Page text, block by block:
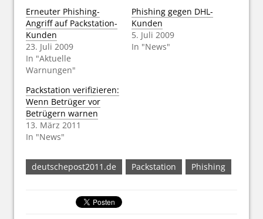
Erneuter Phishing-
Angriff auf Packstation-
Kunden
23. Juli 2009
In "Aktuelle
Warnungen"
Phishing gegen DHL-
Kunden
5. Juli 2009
In "News"
Packstation verifizieren:
Wenn Betrüger vor
Betrügern warnen
13. März 2011
In "News"
deutschepost2011.de Packstation Phishing